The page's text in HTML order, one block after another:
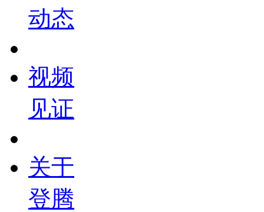
动态
视频
见证
关于
登腾